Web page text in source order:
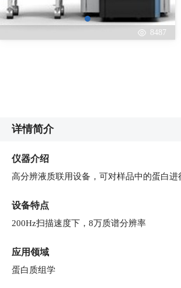
8487
详情简介
仪器介绍
高分辨液质联用设备，可对样品中的蛋白
设备特点
200Hz扫描速度下，8万质谱分辨率
应用领域
蛋白质组学